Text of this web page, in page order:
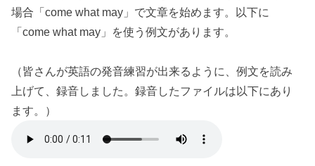
場合「come what may」で文章を始めます。以下に
「come what may」を使う例文があります。
（皆さんが英語の発音練習が出来るように、例文を読み
上げて、録音しました。録音したファイルは以下にあり
ます。）